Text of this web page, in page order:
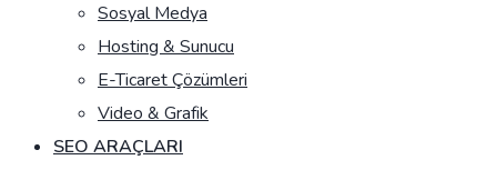
Sosyal Medya
Hosting & Sunucu
E-Ticaret Çözümleri
Video & Grafik
SEO ARAÇLARI